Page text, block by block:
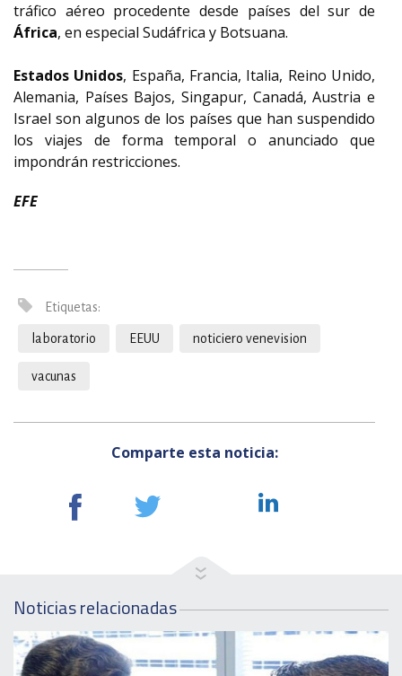
tráfico aéreo procedente desde países del sur de
África, en especial Sudáfrica y Botsuana.
Estados Unidos, España, Francia, Italia, Reino Unido,
Alemania, Países Bajos, Singapur, Canadá, Austria e
Israel son algunos de los países que han suspendido
los viajes de forma temporal o anunciado que
impondrán restricciones.
EFE
Etiquetas:
laboratorio EEUU noticiero venevision
vacunas
Comparte esta noticia:
Noticias relacionadas